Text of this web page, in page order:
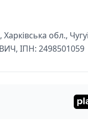
обл.,
ІПН: 2498501059